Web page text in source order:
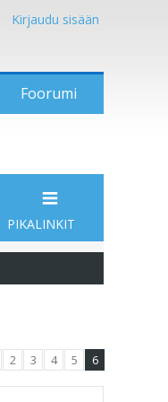
Kirjaudu sisään
Foorumi
PIKALINKIT
2 3 4 5 6